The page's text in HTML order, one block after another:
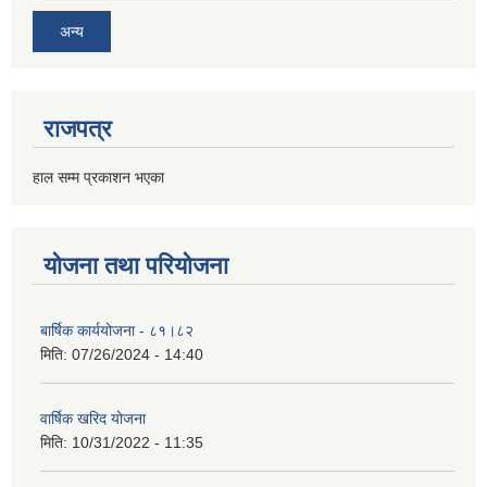
अन्य
राजपत्र
हाल सम्म प्रकाशन भएका
योजना तथा परियोजना
बार्षिक कार्ययोजना - ८१।८२
मिति: 07/26/2024 - 14:40
वार्षिक खरिद योजना
मिति: 10/31/2022 - 11:35